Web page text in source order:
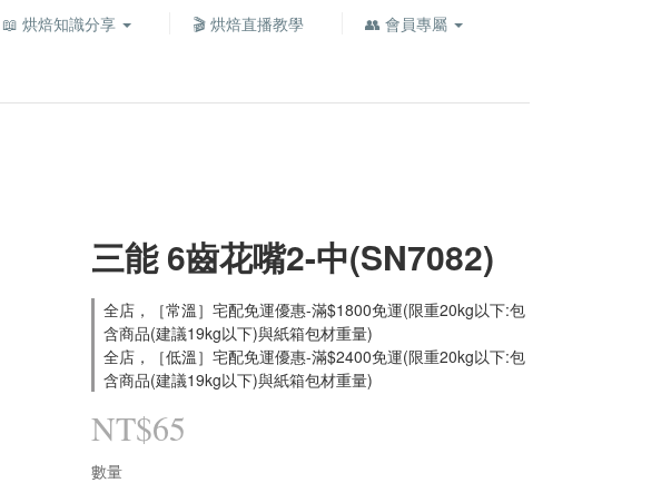
📖 烘焙知識分享 🎬 烘焙直播教學
👥 會員專屬
三能 6齒花嘴2-中(SN7082)
全店，［常溫］宅配免運優惠-滿$1800免運(限重20kg以下:包
含商品(建議19kg以下)與紙箱包材重量)
全店，［低溫］宅配免運優惠-滿$2400免運(限重20kg以下:包
含商品(建議19kg以下)與紙箱包材重量)
NT$65
數量